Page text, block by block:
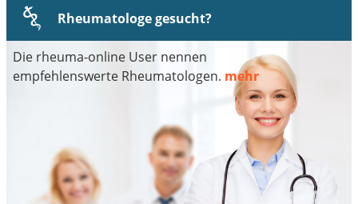
Rheumatologe gesucht?
Die rheuma-online User nennen
empfehlenswerte Rheumatologen. mehr